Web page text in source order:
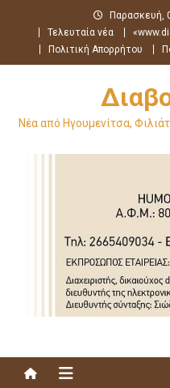
περιεχόμενο
Παρασκευή,
Τελευταία νέα
Πολιτική Απορρήτου
Νέα από Ηγουμενίτσα,